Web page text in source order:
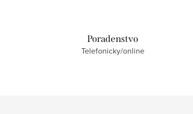
Poradenstvo
Telefonicky/online